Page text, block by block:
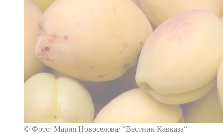
© Фото: Мария Новоселова/ “Вестник Кавказа“